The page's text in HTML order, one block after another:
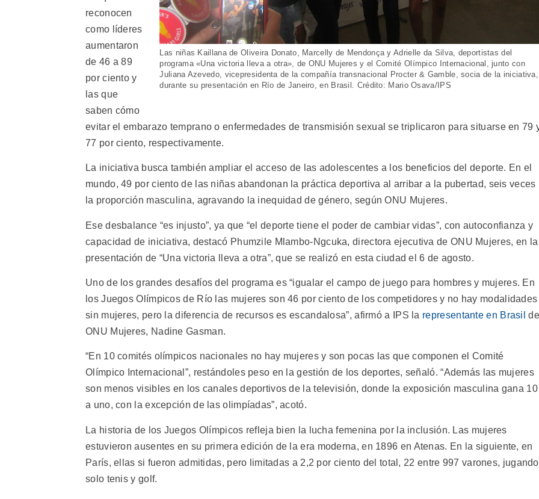
Las niñas Kaillana de Oliveira Donato, Marcelly de Mendonça y Adrielle da Silva, deportistas del
programa «Una victoria lleva a otra», de ONU Mujeres y el Comité Olímpico Internacional, junto con
Juliana Azevedo, vicepresidenta de la compañía transnacional Procter & Gamble, socia de la iniciativa,
durante su presentación en Río de Janeiro, en Brasil. Crédito: Mario Osava/IPS
reconocen
como líderes
aumentaron
de 46 a 89
por ciento y
las que
saben cómo
evitar el embarazo temprano o enfermedades de transmisión sexual se triplicaron para situarse en 79
77 por ciento, respectivamente.
La iniciativa busca también ampliar el acceso de las adolescentes a los beneficios del deporte. En el
mundo, 49 por ciento de las niñas abandonan la práctica deportiva al arribar a la pubertad, seis veces
la proporción masculina, agravando la inequidad de género, según ONU Mujeres.
Ese desbalance “es injusto”, ya que “el deporte tiene el poder de cambiar vidas”, con autoconfianza y
capacidad de iniciativa, destacó Phumzile Mlambo-Ngcuka, directora ejecutiva de ONU Mujeres, en la
presentación de “Una victoria lleva a otra”, que se realizó en esta ciudad el 6 de agosto.
Uno de los grandes desafíos del programa es “igualar el campo de juego para hombres y mujeres. En
los Juegos Olímpicos de Río las mujeres son 46 por ciento de los competidores y no hay modalidades
sin mujeres, pero la diferencia de recursos es escandalosa”, afirmó a IPS la representante en Brasil de
ONU Mujeres, Nadine Gasman.
“En 10 comités olímpicos nacionales no hay mujeres y son pocas las que componen el Comité
Olímpico Internacional”, restándoles peso en la gestión de los deportes, señaló. “Además las mujeres
son menos visibles en los canales deportivos de la televisión, donde la exposición masculina gana 10
a uno, con la excepción de las olimpíadas”, acotó.
La historia de los Juegos Olímpicos refleja bien la lucha femenina por la inclusión. Las mujeres
estuvieron ausentes en su primera edición de la era moderna, en 1896 en Atenas. En la siguiente, en
París, ellas si fueron admitidas, pero limitadas a 2,2 por ciento del total, 22 entre 997 varones, jugando
solo tenis y golf.